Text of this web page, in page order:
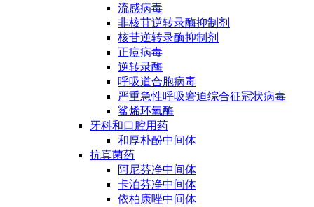
流感病毒
非核苷逆转录酶抑制剂
核苷逆转录酶抑制剂
正痘病毒
逆转录酶
呼吸道合胞病毒
严重急性呼吸窘迫综合征冠状病毒
鲨烯环氧酶
牙科和口腔用药
和厚朴酚中间体
抗真菌药
阿尼芬净中间体
卡泊芬净中间体
依柏康唑中间体